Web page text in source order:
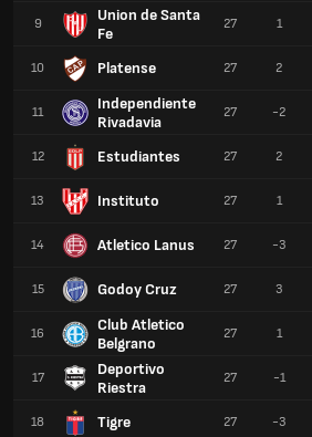
9
Union de Santa
Fe
10 Platense
11
Independiente
Rivadavia
12 Estudiantes
13 Instituto
14 Atletico Lanus
15 Godoy Cruz
16
Club Atletico
Belgrano
17
Deportivo
Riestra
18 Tigre
27 1
27 2
27 -2
27 2
27 1
27 -3
27 3
27 1
27 -1
27 -3